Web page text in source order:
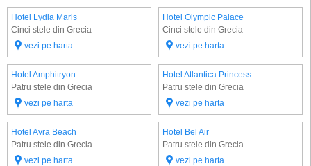
Hotel Lydia Maris
Cinci stele din Grecia
vezi pe harta
Hotel Olympic Palace
Cinci stele din Grecia
vezi pe harta
Hotel Amphitryon
Patru stele din Grecia
vezi pe harta
Hotel Atlantica Princess
Patru stele din Grecia
vezi pe harta
Hotel Avra Beach
Patru stele din Grecia
vezi pe harta
Hotel Bel Air
Patru stele din Grecia
vezi pe harta